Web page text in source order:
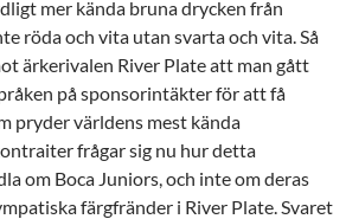
mer kända bruna drycken från
röda och vita utan svarta och vita. Så
ärkerivalen River Plate att man gått
på sponsorintäkter för att få
pryder världens mest kända
frågar sig nu hur detta
om Boca Juniors, och inte om deras
färgfränder i River Plate. Svaret